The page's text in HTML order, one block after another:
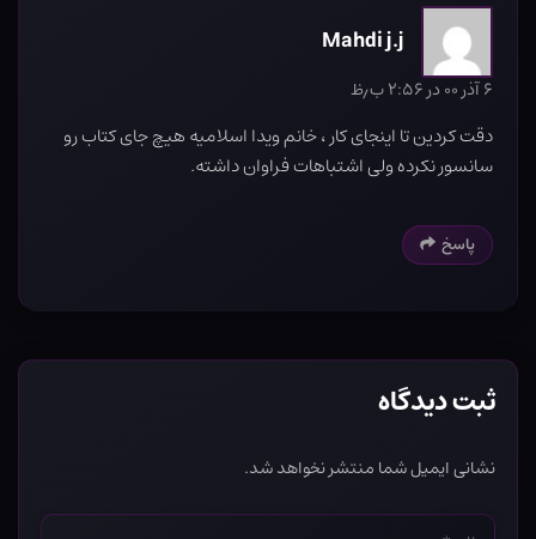
Mahdi j.j
۶ آذر ۰۰ در ۲:۵۶ ب٫ظ
دقت کردین تا اینجای کار ، خانم ویدا اسلامیه هیچ جای کتاب رو
سانسور نکرده ولی اشتباهات فراوان داشته.
پاسخ
ثبت دیدگاه
نشانی ایمیل شما منتشر نخواهد شد.
نام